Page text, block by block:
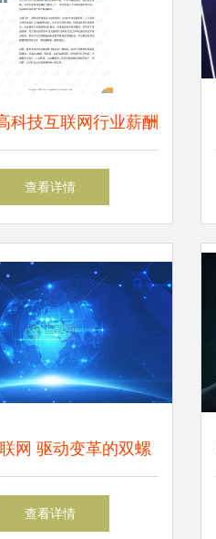
科技互联网行业薪酬
解读 机遇、挑战与
查看详情
网 驱动变革的双螺
旋
查看详情